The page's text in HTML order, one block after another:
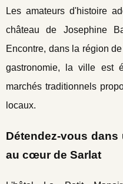
Les amateurs d'histoire
château de Josephine
Encontre, dans la région
gastronomie, la ville est
marchés traditionnels
locaux.
Détendez-vous
au cœur de Sarlat